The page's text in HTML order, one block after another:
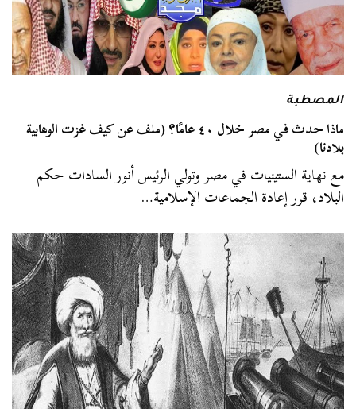
المصطبة
ماذا حدث في مصر خلال ٤٠ عامًا؟ (ملف عن كيف غزت الوهابية
بلادنا)
مع نهاية الستينيات في مصر وتولي الرئيس أنور السادات حكم
البلاد، قرر إعادة الجماعات الإسلامية…